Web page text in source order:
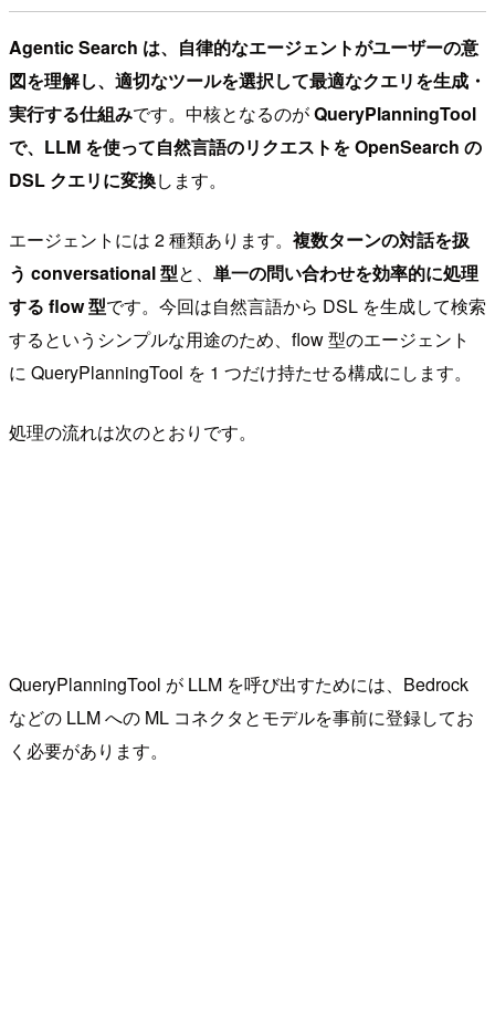
Agentic Search は、自律的なエージェントがユーザーの意
図を理解し、適切なツールを選択して最適なクエリを生成・
実行する仕組みです。中核となるのがQueryPlanningTool
で、LLM を使って自然言語のリクエストを OpenSearch の
DSL クエリに変換します。
エージェントには 2 種類あります。 複数ターンの対話を扱
う conversational 型と、 単一の問い合わせを効率的に処理
する flow 型です。今回は自然言語から DSL を生成して検索
するというシンプルな用途のため、flow 型のエージェント
に QueryPlanningTool を 1 つだけ持たせる構成にします。
処理の流れは次のとおりです。
QueryPlanningTool が LLM を呼び出すためには、Bedrock
などの LLM への ML コネクタとモデルを事前に登録してお
く必要があります。